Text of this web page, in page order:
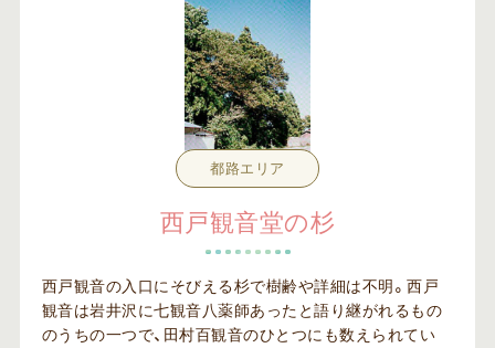
都路エリア
西戸観音堂の杉
西戸観音の入口にそびえる杉で樹齢や詳細は不明。西戸
観音は岩井沢に七観音八薬師あったと語り継がれるもの
のうちの一つで、田村百観音のひとつにも数えられてい